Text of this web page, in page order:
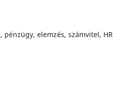
pénzügy, elemzés, számvitel, HR